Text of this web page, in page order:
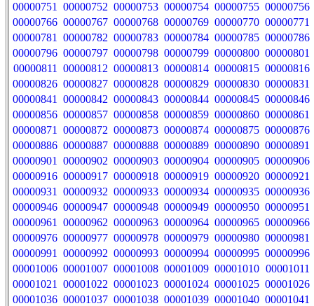
00000751
00000752 00000753 00000754 00000755 00000756
00000766 00000767 00000768 00000769 00000770 00000771
00000781
00000782 00000783 00000784 00000785 00000786
00000796 00000797 00000798 00000799 00000800 00000801
00000811
00000812 00000813 00000814 00000815 00000816
00000826 00000827 00000828 00000829 00000830 00000831
00000841
00000842 00000843 00000844 00000845 00000846
00000856 00000857 00000858 00000859 00000860 00000861
00000871
00000872 00000873 00000874 00000875 00000876
00000886 00000887 00000888 00000889 00000890 00000891
00000901
00000902 00000903 00000904 00000905 00000906
00000916 00000917 00000918 00000919 00000920 00000921
00000931
00000932 00000933 00000934 00000935 00000936
00000946 00000947 00000948 00000949 00000950 00000951
00000961
00000962 00000963 00000964 00000965 00000966
00000976 00000977 00000978 00000979 00000980 00000981
00000991
00000992 00000993 00000994 00000995 00000996
00001006 00001007 00001008 00001009 00001010 00001011
00001021
00001022 00001023 00001024 00001025 00001026
00001036 00001037 00001038 00001039 00001040 00001041